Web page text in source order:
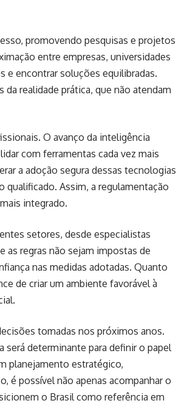
promovendo pesquisas e projetos
entre empresas, universidades
e encontrar soluções equilibradas.
realidade prática, que não atendam
O avanço da inteligência
com ferramentas cada vez mais
a adoção segura dessas tecnologias
Assim, a regulamentação
integrado.
setores, desde especialistas
as regras não sejam impostas de
nas medidas adotadas. Quanto
de criar um ambiente favorável à
tomadas nos próximos anos.
será determinante para definir o papel
planejamento estratégico,
é possível não apenas acompanhar o
o Brasil como referência em